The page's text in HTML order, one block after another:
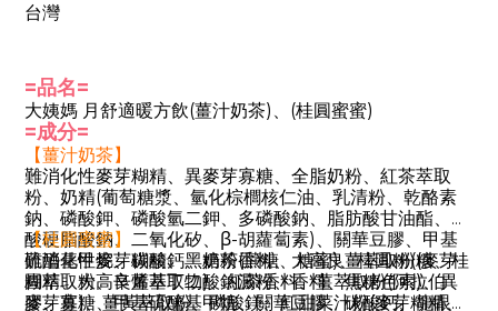
台灣
=品名=
大姨媽 月舒適暖方飲(薑汁奶茶) 、 (桂圓蜜蜜)
=成分=
【薑汁奶茶】
難消化性麥芽糊精、異麥芽寡糖、全脂奶粉、紅茶萃取
粉、奶精(葡萄糖漿、氫化棕櫚核仁油、乳清粉、乾酪素
鈉、磷酸鉀、磷酸氫二鉀、多磷酸鈉、脂肪酸甘油酯、乳
酸硬脂酸鈉、二氧化矽、β-胡蘿蔔素)、關華豆膠、甲基
硫醯基甲烷、碳酸鈣、奶茶香料、大高良薑萃取粉(麥芽
糊精、大高良薑萃取物)、紅茶香料、薑萃取粉(阿拉伯
膠、薑)、薑黃萃取粉、磷酸鎂、紅甜菜汁粉(麥芽糊精、
【桂圓蜜蜜】
難消化性麥芽糊精、黑糖粉(蔗糖、糖蜜)、桂圓粉(糖、桂
圓萃取粉、辛烯基丁二酸鈉澱粉、香料、焦糖色素)、異
麥芽寡糖、甲基硫醯基甲烷、關華豆膠、碳酸鈣、龍眼香